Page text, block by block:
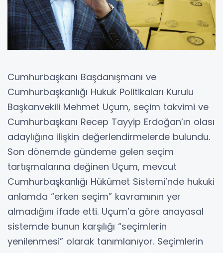
Cumhurbaşkanı Başdanışmanı ve
Cumhurbaşkanlığı Hukuk Politikaları Kurulu
Başkanvekili Mehmet Uçum, seçim takvimi ve
Cumhurbaşkanı Recep Tayyip Erdoğan’ın olası
adaylığına ilişkin değerlendirmelerde bulundu.
Son dönemde gündeme gelen seçim
tartışmalarına değinen Uçum, mevcut
Cumhurbaşkanlığı Hükümet Sistemi’nde hukuki
anlamda “erken seçim” kavramının yer
almadığını ifade etti. Uçum’a göre anayasal
sistemde bunun karşılığı “seçimlerin
yenilenmesi” olarak tanımlanıyor. Seçimlerin